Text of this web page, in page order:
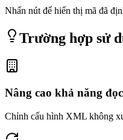
Nhấn nút để hiển thị mã đã
Trường hợp sử
Nâng cao khả năng
Chỉnh cấu hình XML không